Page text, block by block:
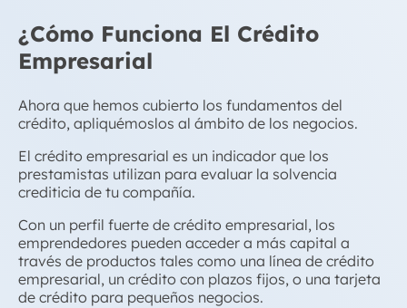
¿Cómo Funciona El Crédito
Empresarial
Ahora que hemos cubierto los fundamentos del
crédito, apliquémoslos al ámbito de los negocios.
El crédito empresarial es un indicador que los
prestamistas utilizan para evaluar la solvencia
crediticia de tu compañía.
Con un perfil fuerte de crédito empresarial, los
emprendedores pueden acceder a más capital a
través de productos tales como una línea de crédito
empresarial, un crédito con plazos fijos, o una tarjeta
de crédito para pequeños negocios.